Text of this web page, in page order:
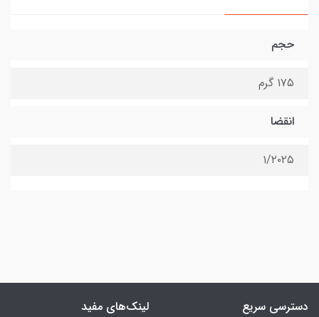
حجم
۱۷۵ گرم
انقضا
۱/۲۰۲۵
دسترسی سریع لینک‌های مفید